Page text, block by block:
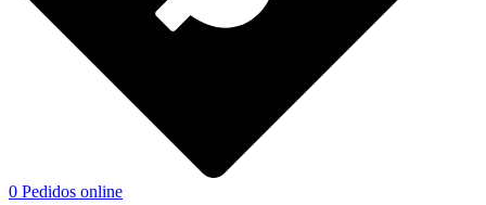
0 Pedidos online